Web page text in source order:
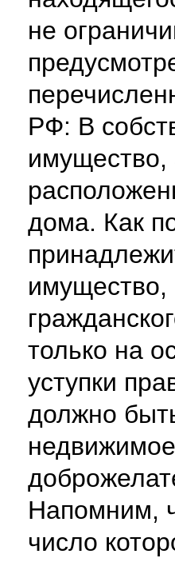
не
РФ: В
дома. Как
имущество,
только на
уступки
должно
Напомним,
число